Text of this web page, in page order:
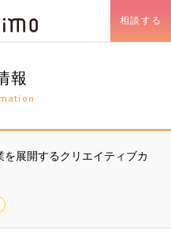
相談する
報
を展開するクリエイティブカ